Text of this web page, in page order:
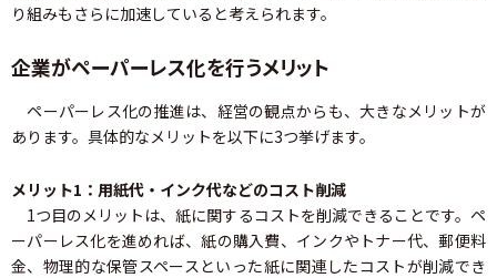
り組みもさらに加速していると考えられます。
企業がペーパーレス化を行うメリット
ペーパーレス化の推進は、経営の観点からも、大きなメリットが
あります。具体的なメリットを以下に3つ挙げます。
メリット1：用紙代・インク代などのコスト削減
1つ目のメリットは、紙に関するコストを削減できることです。ペ
ーパーレス化を進めれば、紙の購入費、インクやトナー代、郵便料
金、物理的な保管スペースといった紙に関連したコストが削減でき